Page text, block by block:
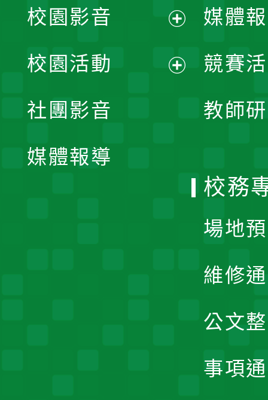
媒體
競賽
教師
校園影音
開
校園活動
社團影音
媒體報導
校務
場地
維修
公文
事項